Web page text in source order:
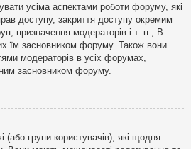
усіма аспектами роботи форуму, які
доступу, закриття доступу окремим
призначення модераторів і т. п., В
їм засновником форуму. Також вони
модераторів в усіх форумах,
засновником форуму.
(або групи користувачів), які щодня